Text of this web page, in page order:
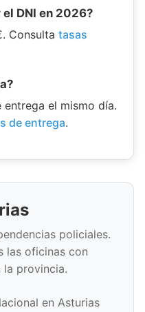
DNI en 2026?
Consulta tasas
entrega el mismo día.
de entrega.
policiales.
las oficinas con
la provincia.
en Asturias